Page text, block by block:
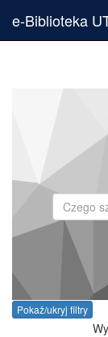
e-Biblioteka
Pokaż/ukryj filtry